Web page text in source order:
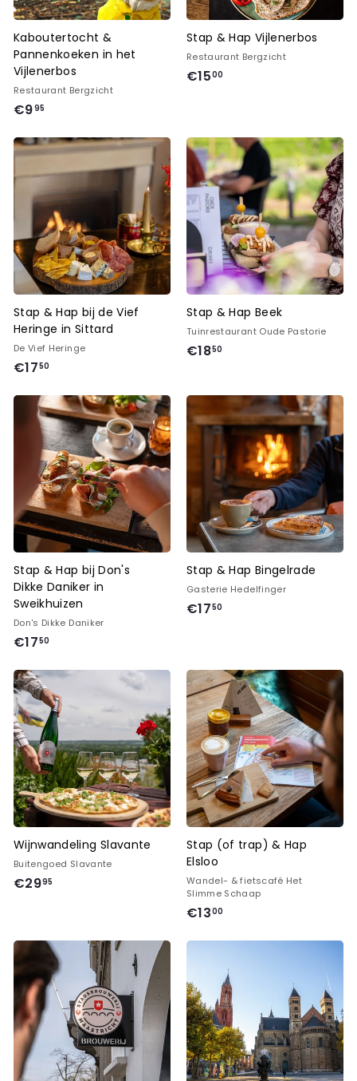
Kaboutertocht &
Pannenkoeken in het
Vijlenerbos
Restaurant Bergzicht
€995
,
5
Stap & Hap Vijlenerbos
Restaurant Bergzicht
€1500
,
0
0
Stap & Hap bij de Vief
Heringe in Sittard
De Vief Heringe
€1750
7
,
5
0
Stap & Hap Beek
Tuinrestaurant Oude Pastorie
€1850
5
0
Stap & Hap bij Don's
Dikke Daniker in
Sweikhuizen
Don's Dikke Daniker
€1750
7
,
5
0
Stap & Hap Bingelrade
Gasterie Hedelfinger
€1750
,
5
0
Wijnwandeling Slavante
Buitengoed Slavante
€2995
,
9
5
Stap (of trap) & Hap
Elsloo
Wandel- & fietscafé Het
Slimme Schaap
€1300
0
0